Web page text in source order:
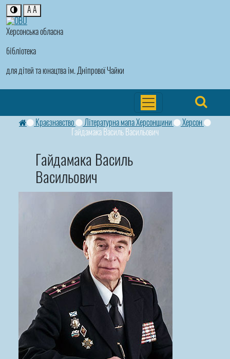
Херсонська обласна
бібліотека
для дітей та юнацтва ім. Дніпрової Чайки
A A
Краєзнавство Літературна мапа Херсонщини
Херсон
Гайдамака Василь Васильович
Гайдамака Василь
Васильович